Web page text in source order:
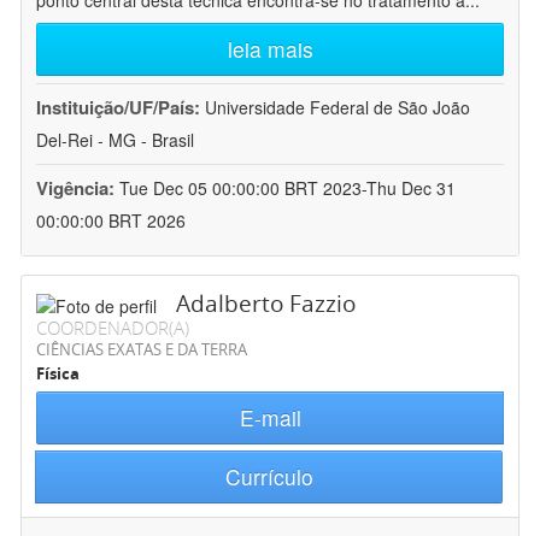
leia mais
Instituição/UF/País: Universidade Federal de São João
Del-Rei - MG - Brasil
Vigência: Tue Dec 05 00:00:00 BRT 2023-Thu Dec 31
00:00:00 BRT 2026
Adalberto Fazzio
COORDENADOR(A)
CIÊNCIAS EXATAS E DA TERRA
Física
E-mail
Currículo